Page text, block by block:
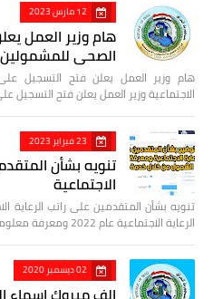
12 مارس 2023
هام وزير العمل
الصحي للمشمولين
هام وزير العمل يعلن فتح التسجيل
الاجتماعية وزير العمل يعلن فتح التسجيل
23 فبراير 2023
تنويه بشأن
الاجتماعية
تنويه بشأن المتقدمين على راتب
الرعاية الاجتماعية عام 2022 ومعرفة معلوما…
02 ديسمبر 2020